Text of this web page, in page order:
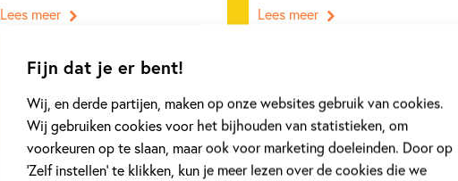
Fijn dat je er bent!
Wij, en derde partijen, maken op onze websites gebruik van cookies.
Wij gebruiken cookies voor het bijhouden van statistieken, om
voorkeuren op te slaan, maar ook voor marketing doeleinden. Door op
‘Zelf instellen’ te klikken, kun je meer lezen over de cookies die we
Lees meer Lees meer